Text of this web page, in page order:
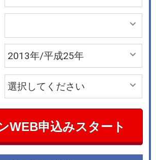
WEB申込みスタート